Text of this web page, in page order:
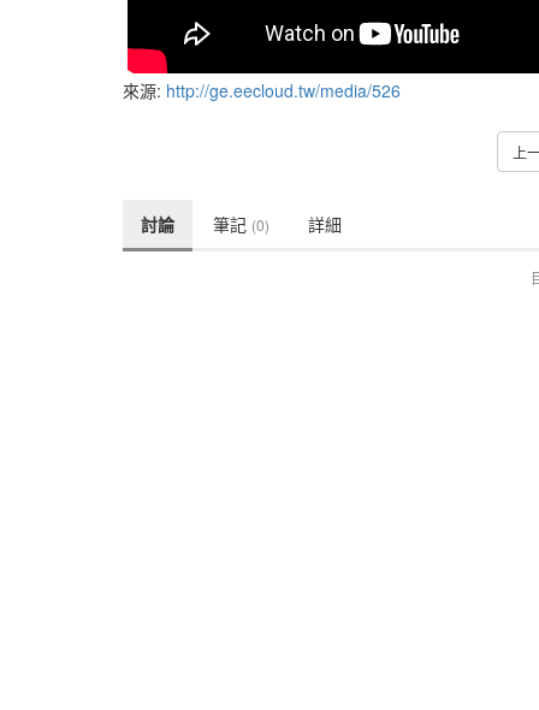
來源: http://ge.eecloud.tw/media/526
上
討論 筆記 (0) 詳細